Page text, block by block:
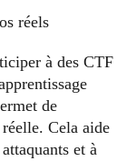
réels
à des CTF
de
Cela aide
et à